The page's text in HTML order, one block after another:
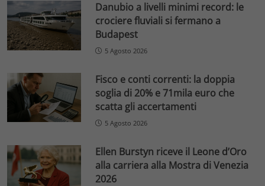
Danubio a livelli minimi record: le
crociere fluviali si fermano a
Budapest
5 Agosto 2026
Fisco e conti correnti: la doppia
soglia di 20% e 71mila euro che
scatta gli accertamenti
5 Agosto 2026
Ellen Burstyn riceve il Leone d’Oro
alla carriera alla Mostra di Venezia
2026